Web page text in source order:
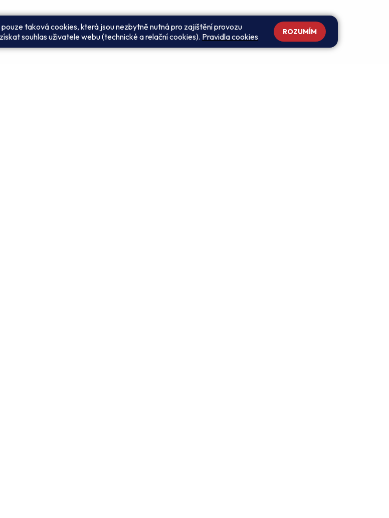
taková cookies, která jsou nezbytně nutná pro zajištění provozu
souhlas uživatele webu (technické a relační cookies). Pravidla cookies ROZUMÍM